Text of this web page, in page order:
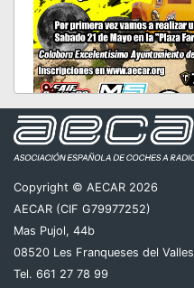
Copyright © AECAR 2026
AECAR (CIF G79977252)
Mas Pujol, 44b
08520 Les Franqueses del Valles
Tel. 661 27 78 99